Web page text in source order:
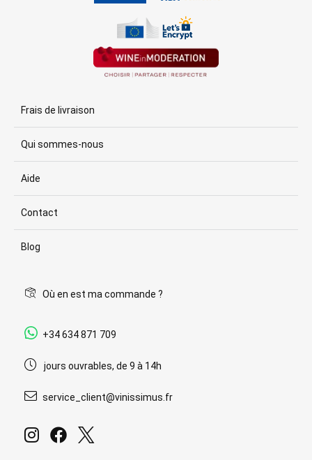
Frais de livraison
Qui sommes-nous
Aide
Contact
Blog
Où en est ma commande ?
+34 634 871 709
jours ouvrables, de 9 à 14h
service_client@vinissimus.fr